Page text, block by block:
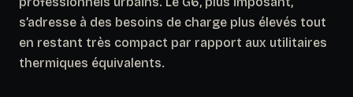
s’adresse à des besoins de charge plus élevés tout
en restant très compact par rapport aux utilitaires
thermiques équivalents.